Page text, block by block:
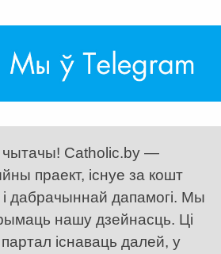
чытачы! Catholic.by —
праект, існуе за кошт
дабрачыннай дапамогі. Мы
нашу дзейнасць. Ці
існаваць далей, у